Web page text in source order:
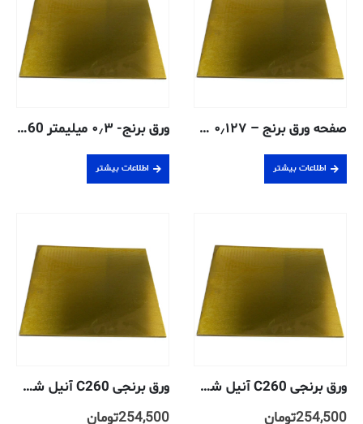
صفحه ورق برنج – ۰٫۱۲۷ سانتی متر – ۲۶۰-H02
اطلاعات بیشتر
ورق برنج- ۰٫۳ میلیمتر C260 – آنیل شده
اطلاعات بیشتر
ورق برنجی C260 آنیل شده ضخامت ۰٫۳ میلیمتر
254,500تومان
ورق برنجی C260 آنیل شده ضخامت ۰٫۴ میلیمتر
254,500تومان